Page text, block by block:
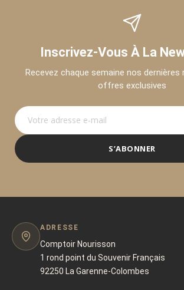
Inscrivez-Vous À La
Recevez chaque semaine nos dernières
offres exclusives
S’ABONNER
ADRESSE
Comptoir Nourisson
1 rond point du Souvenir Français
92250 La Garenne-Colombes